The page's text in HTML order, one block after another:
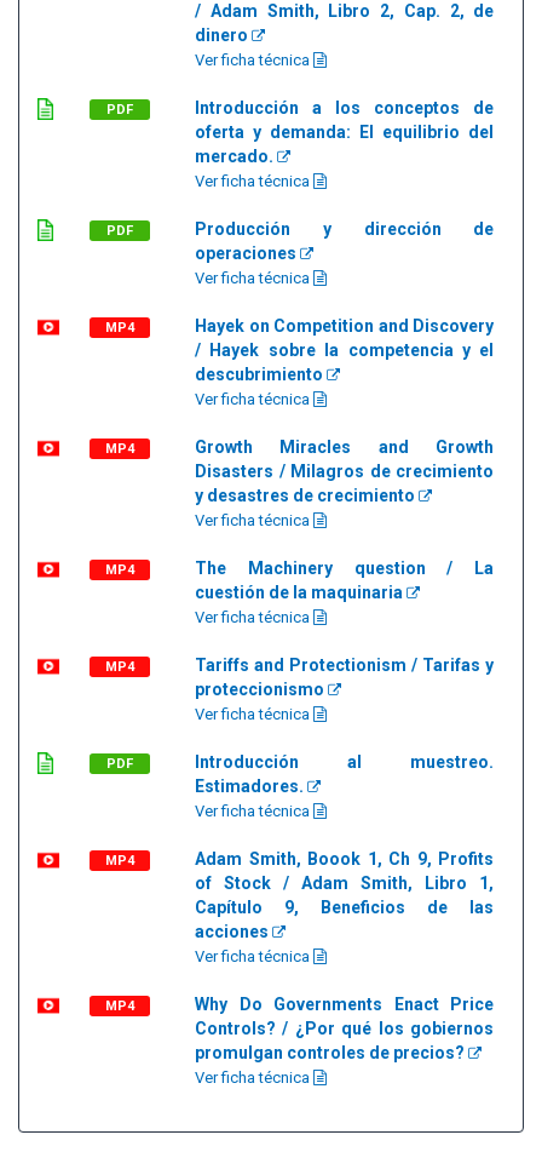
/ Adam Smith, Libro 2, Cap. 2, de
dinero
Ver ficha técnica
PDF
Introducción a los conceptos de
oferta y demanda: El equilibrio del
mercado.
Ver ficha técnica
PDF
Producción y dirección de
operaciones
Ver ficha técnica
MP4
Hayek on Competition and Discovery
/ Hayek sobre la competencia y el
descubrimiento
Ver ficha técnica
MP4
Growth Miracles and Growth
Disasters / Milagros de crecimiento
y desastres de crecimiento
Ver ficha técnica
MP4
The Machinery question / La
cuestión de la maquinaria
Ver ficha técnica
MP4
Tariffs and Protectionism / Tarifas y
proteccionismo
Ver ficha técnica
PDF
Introducción al muestreo.
Estimadores.
Ver ficha técnica
MP4
Adam Smith, Boook 1, Ch 9, Profits
of Stock / Adam Smith, Libro 1,
Capítulo 9, Beneficios de las
acciones
Ver ficha técnica
MP4
Why Do Governments Enact Price
Controls? / ¿Por qué los gobiernos
promulgan controles de precios?
Ver ficha técnica